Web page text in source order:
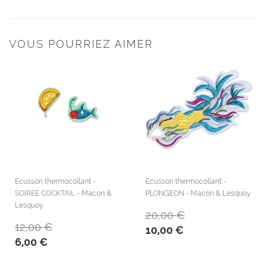
VOUS POURRIEZ AIMER
Ecusson thermocollant -
SOIREE COCKTAIL - Macon &
Lesquoy
6,00 €
12,00 €
Ecusson thermocollant -
PLONGEON - Macon & Lesquoy
10,00 €
20,00 €